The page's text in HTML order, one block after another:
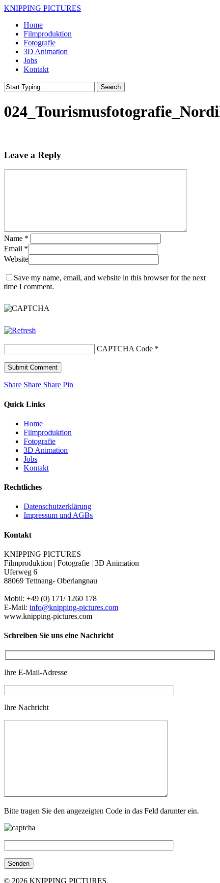
Skip
main
content
KNIPPING PICTURES
Menu
Home
Filmproduktion
Fotografie
3D Animation
Jobs
Kontakt
Search
Search
Leave a Reply
Name *
Email *
Website
Save my name, email, and website in this browser for the next
time I comment.
CAPTCHA Code *
Share
Share Share Share Pin
Quick Links
Home
Filmproduktion
Fotografie
3D Animation
Jobs
Kontakt
Rechtliches
Datenschutzerklärung
Impressum und AGBs
Kontakt
KNIPPING PICTURES
Filmproduktion | Fotografie | 3D Animation
Uferweg 6
88069 Tettnang- Oberlangnau
Mobil: +49 (0) 171/ 1260 178
E-Mail: info@knipping-pictures.com
www.knipping-pictures.com
Schreiben Sie uns eine Nachricht
Ihre E-Mail-Adresse
Ihre Nachricht
Bitte tragen Sie den angezeigten Code in das Feld darunter ein.
© 2026 KNIPPING PICTURES.